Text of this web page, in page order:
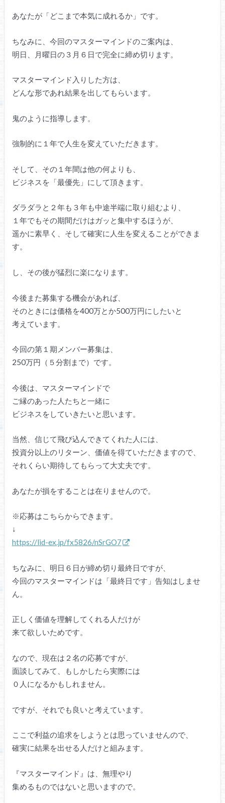
あなたが「どこまで本気に成れるか」です。
ちなみに、今回のマスターマインドのご案内は、
明日、月曜日の３月６日で完全に締め切ります。
マスターマインド入りした方は、
どんな形であれ結果を出してもらいます。
鬼のように指導します。
強制的に１年で人生を変えていただきます。
そして、その１年間は他の何よりも、
ビジネスを「最優先」にして頂きます。
ダラダラと２年も３年も中途半端に取り組むより、
１年でもその期間だけはガッと集中するほうが、
遥かに素早く、そして確実に人生を変えることができま
す。
し、その後が猛烈に楽になります。
今後また募集する機会があれば、
そのときには価格を400万とか500万円にしたいと
考えています。
今回の第１期メンバー募集は、
250万円（５分割まで）です。
今後は、マスターマインドで
ご縁のあった人たちと一緒に
ビジネスをしていきたいと思います。
当然、信じて飛び込んできてくれた人には、
投資分以上のリターン、価値を得ていただきますので、
それくらい期待してもらって大丈夫です。
あなたが損をすることは在りませんので。
※応募はこちらからできます。
↓
https://lid-ex.jp/fx5826/nSrGO7
ちなみに、明日６日が締め切り最終日ですが、
今回のマスターマインドは「最終日です」告知はしませ
ん。
正しく価値を理解してくれる人だけが
来て欲しいためです。
なので、現在は２名の応募ですが、
面談してみて、もしかしたら実際には
０人になるかもしれません。
ですが、それでも良いと考えています。
ここで利益の追求をしようとは思っていませんので、
確実に結果を出せる人だけと組みます。
『マスターマインド』は、無理やり
集めるものではないと思いますので。